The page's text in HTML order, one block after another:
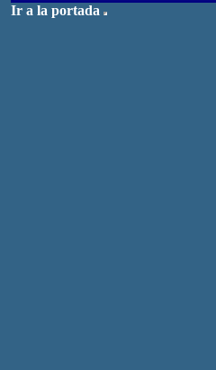
Ir a la portada